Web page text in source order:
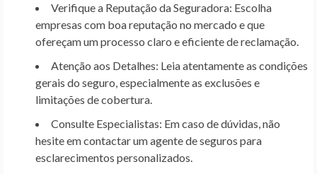
Verifique a Reputação da Seguradora: Escolha
empresas com boa reputação no mercado e que
ofereçam um processo claro e eficiente de reclamação.
Atenção aos Detalhes: Leia atentamente as condições
gerais do seguro, especialmente as exclusões e
limitações de cobertura.
Consulte Especialistas: Em caso de dúvidas, não
hesite em contactar umagente de seguros para
esclarecimentos personalizados.